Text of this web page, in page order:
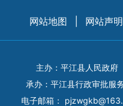
网站地图 网站声明
主办：平江县人民政府
承办：平江县行政审批服
电子邮箱：